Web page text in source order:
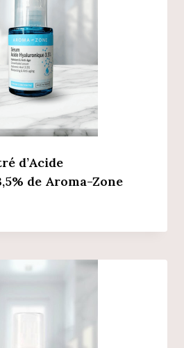
d’Acide
de Aroma-Zone